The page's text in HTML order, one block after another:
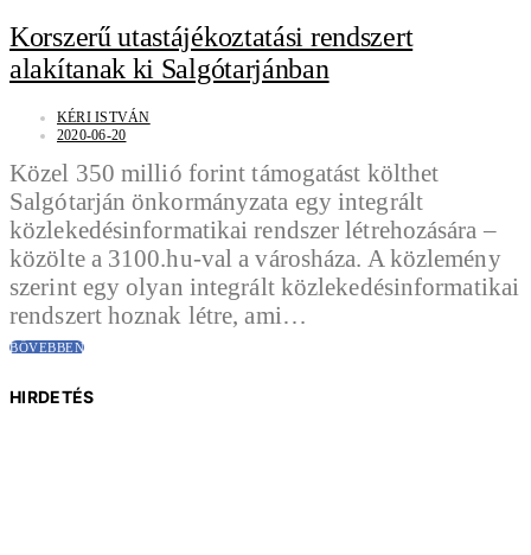
Korszerű utastájékoztatási rendszert
alakítanak ki Salgótarjánban
KÉRI ISTVÁN
2020-06-20
Közel 350 millió forint támogatást költhet
Salgótarján önkormányzata egy integrált
közlekedésinformatikai rendszer létrehozására –
közölte a 3100.hu-val a városháza. A közlemény
szerint egy olyan integrált közlekedésinformatikai
rendszert hoznak létre, ami…
BŐVEBBEN
HIRDETÉS